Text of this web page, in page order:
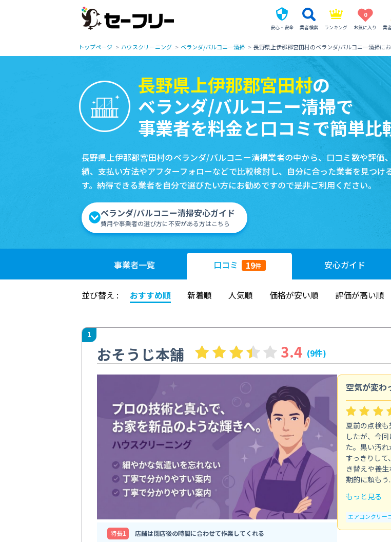
安心・安全 業者検索 ランキング
0
お気に入り 業
トップページ ハウスクリーニング ベランダ/バルコニー清掃 長野県上伊那郡宮田村のベランダ/バルコニー清掃に
長野県上伊那郡宮田村の
ベランダ/バルコニー清掃で
事業者を料金と口コミで簡単比
長野県上伊那郡宮田村のベランダ/バルコニー清掃業者の中から、口コミ数や評価
績、支払い方法やアフターフォローなどで比較検討し、自分に合った業者を見つけ
す。納得できる業者を自分で選びたい方にお勧めですので是非ご利用ください。
ベランダ/バルコニー清掃安心ガイド
費用や事業者の選び方に不安がある方はこちら
事業者一覧 口コミ 19件 安心ガイド
並び替え : おすすめ順 新着順 人気順 価格が安い順 評価が高い順
1
おそうじ本舗 3.4 (9件)
特⻑1
店舗は閉店後の時間に合わせて作業してくれる
空気が変わ
夏前の点検
したが、今
た。黒い汚
すっきりし
き替えや養
期的に頼もう
もっと見る
エアコンクリー